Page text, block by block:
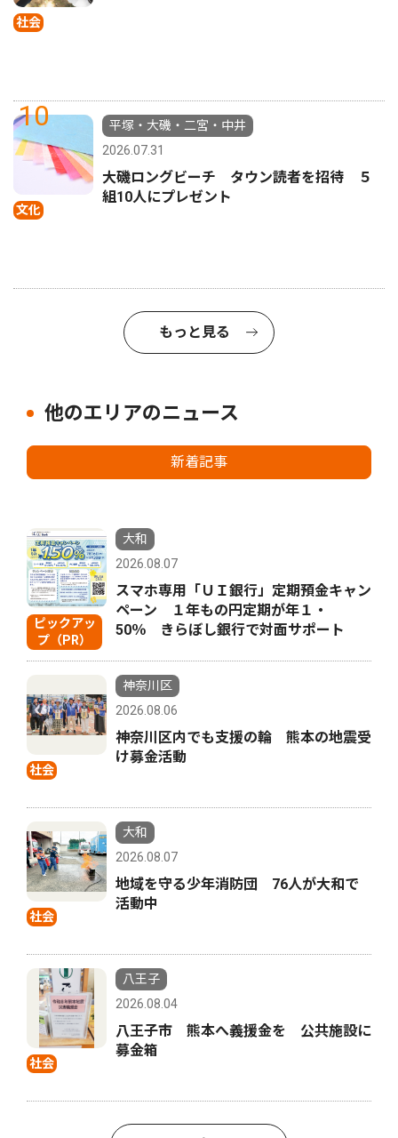
社会
10
文化
平塚・大磯・二宮・中井
2026.07.31
大磯ロングビーチ タウン読者を招待 ５
組10人にプレゼント
もっと見る
他のエリアのニュース
新着記事
ピックアッ
プ（PR）
大和
2026.08.07
スマホ専用「ＵＩ銀行」定期預金キャン
ペーン １年もの円定期が年１・
50％ きらぼし銀行で対面サポート
社会
神奈川区
2026.08.06
神奈川区内でも支援の輪 熊本の地震受
け募金活動
社会
大和
2026.08.07
地域を守る少年消防団 76人が大和で
活動中
社会
八王子
2026.08.04
八王子市 熊本へ義援金を 公共施設に
募金箱